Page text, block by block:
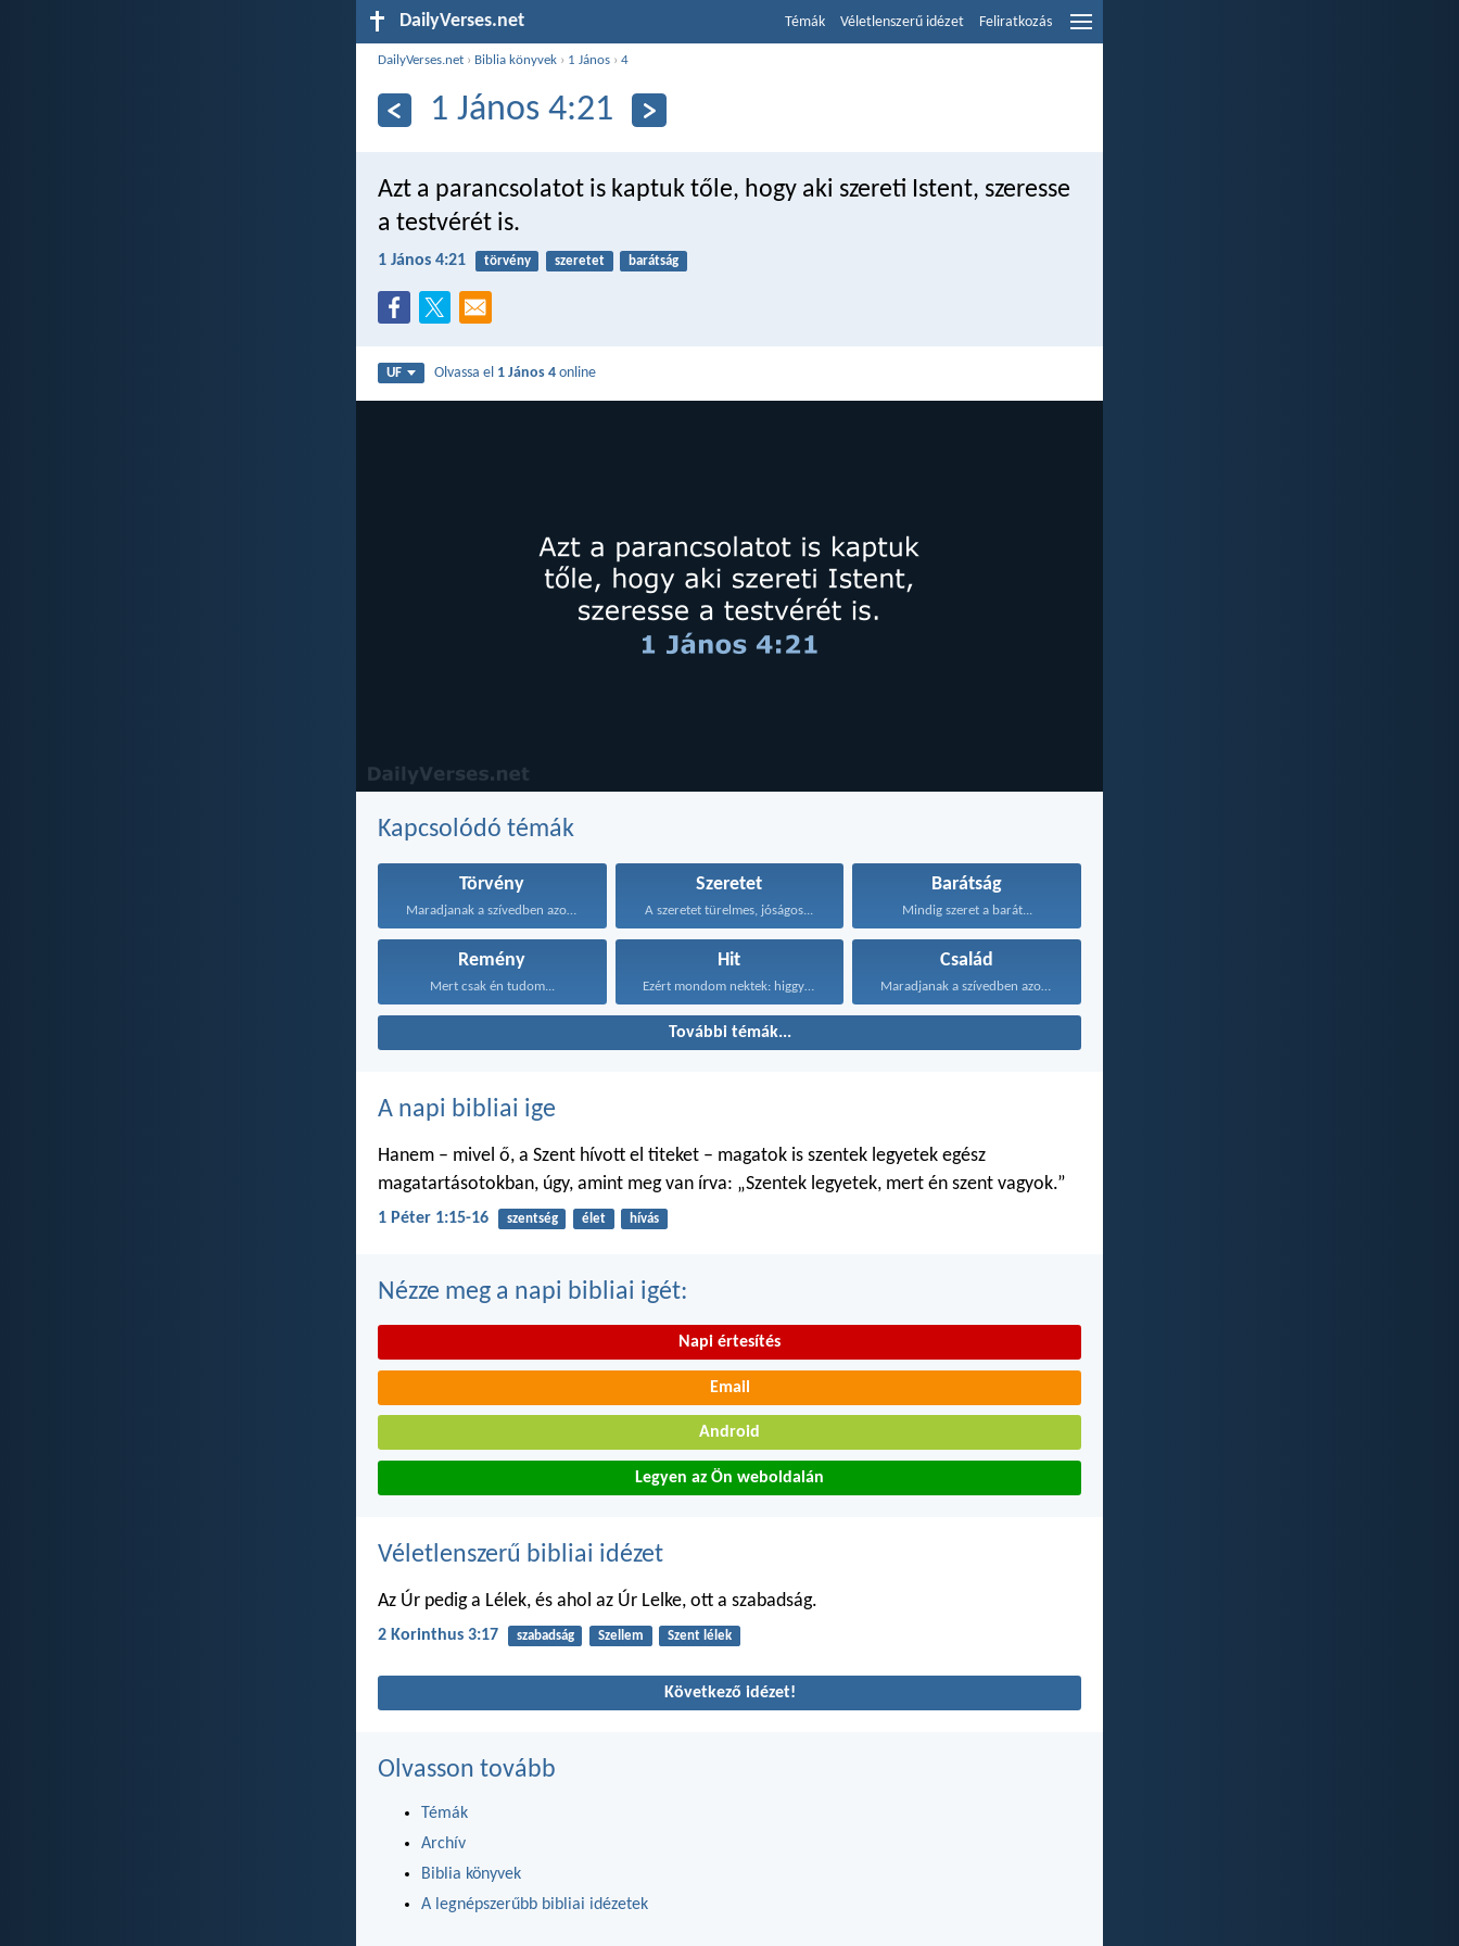
DailyVerses.net Témák Véletlenszerű idézet Feliratkozás
DailyVerses.net › Biblia könyvek › 1 János ›4
1 János 4:21
Azt a parancsolatot is kaptuk tőle, hogy aki szereti Istent, szeresse
a testvérét is.
1 János 4:21 törvény szeretet barátság
UF Olvassa el 1 János 4 online
Kapcsolódó témák
Törvény
Maradjanak a szívedben azok...
Szeretet
A szeretet türelmes, jóságos...
Barátság
Mindig szeret a barát...
Remény
Mert csak én tudom...
Hit Család
Maradjanak a szívedben azok...
További témák...
A napi bibliai ige
Hanem – mivel ő, a Szent hívott el titeket – magatok is szentek legyetek egész
magatartásotokban, úgy, amint meg van írva: „Szentek legyetek, mert én szent vagyok.”
1 Péter 1:15-16 szentség élet hívás
Nézze meg a napi bibliai igét:
Napi értesítés
Email
Android
Legyen az Ön weboldalán
Véletlenszerű bibliai idézet
Az Úr pedig a Lélek, és ahol az Úr Lelke, ott a szabadság.
2 Korinthus 3:17 szabadság Szellem Szent lélek
Következő idézet!
Olvasson tovább
Témák
Archív
Biblia könyvek
A legnépszerűbb bibliai idézetek